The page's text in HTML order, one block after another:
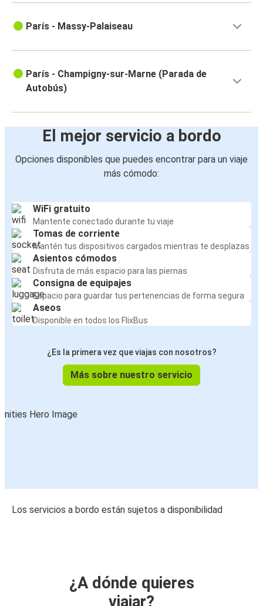
París - Massy-Palaiseau
París - Champigny-sur-Marne (Parada de
Autobús)
El mejor servicio a bordo
Opciones disponibles que puedes encontrar para un viaje
más cómodo:
WiFi gratuito
Mantente conectado durante tu viaje
Tomas de corriente
Mantén tus dispositivos cargados mientras te desplazas
Asientos cómodos
Disfruta de más espacio para las piernas
Consigna de equipajes
Espacio para guardar tus pertenencias de forma segura
Aseos
Disponible en todos los FlixBus
¿Es la primera vez que viajas con nosotros?
Más sobre nuestro servicio
Los servicios a bordo están sujetos a disponibilidad
¿A dónde quieres
viajar?